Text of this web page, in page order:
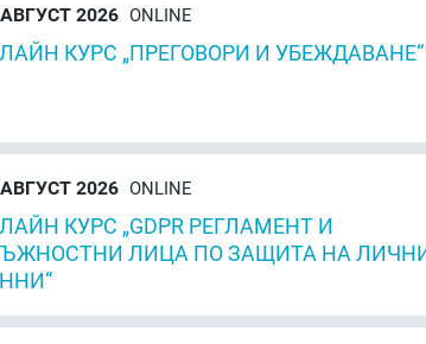
2026 ONLINE
КУРС „ПРЕГОВОРИ И УБЕЖДАВАНЕ“
2026 ONLINE
КУРС „GDPR РЕГЛАМЕНТ И
ЛИЦА ПО ЗАЩИТА НА